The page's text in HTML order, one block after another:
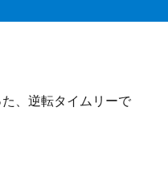
、逆転タイムリーで